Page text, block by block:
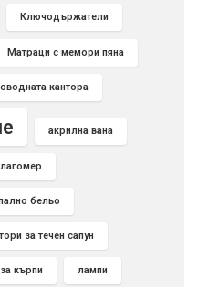
Ключодържатели
Матраци с мемори пяна
кантора
акрилна вана
бельо
за течен сапун
кърпи лампи